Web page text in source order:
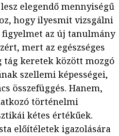
elegendő mennyiségű
hogy ilyesmit vizsgálni
figyelmet az új tanulmány
mert az egészséges
tág keretek között mozgó
szellemi képességei,
összefüggés. Hanem,
történelmi
kétes értékűek.
előítéletek igazolására